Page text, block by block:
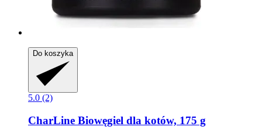
Do koszyka
5.0 (2)
CharLine Biowęgiel dla kotów, 175 g